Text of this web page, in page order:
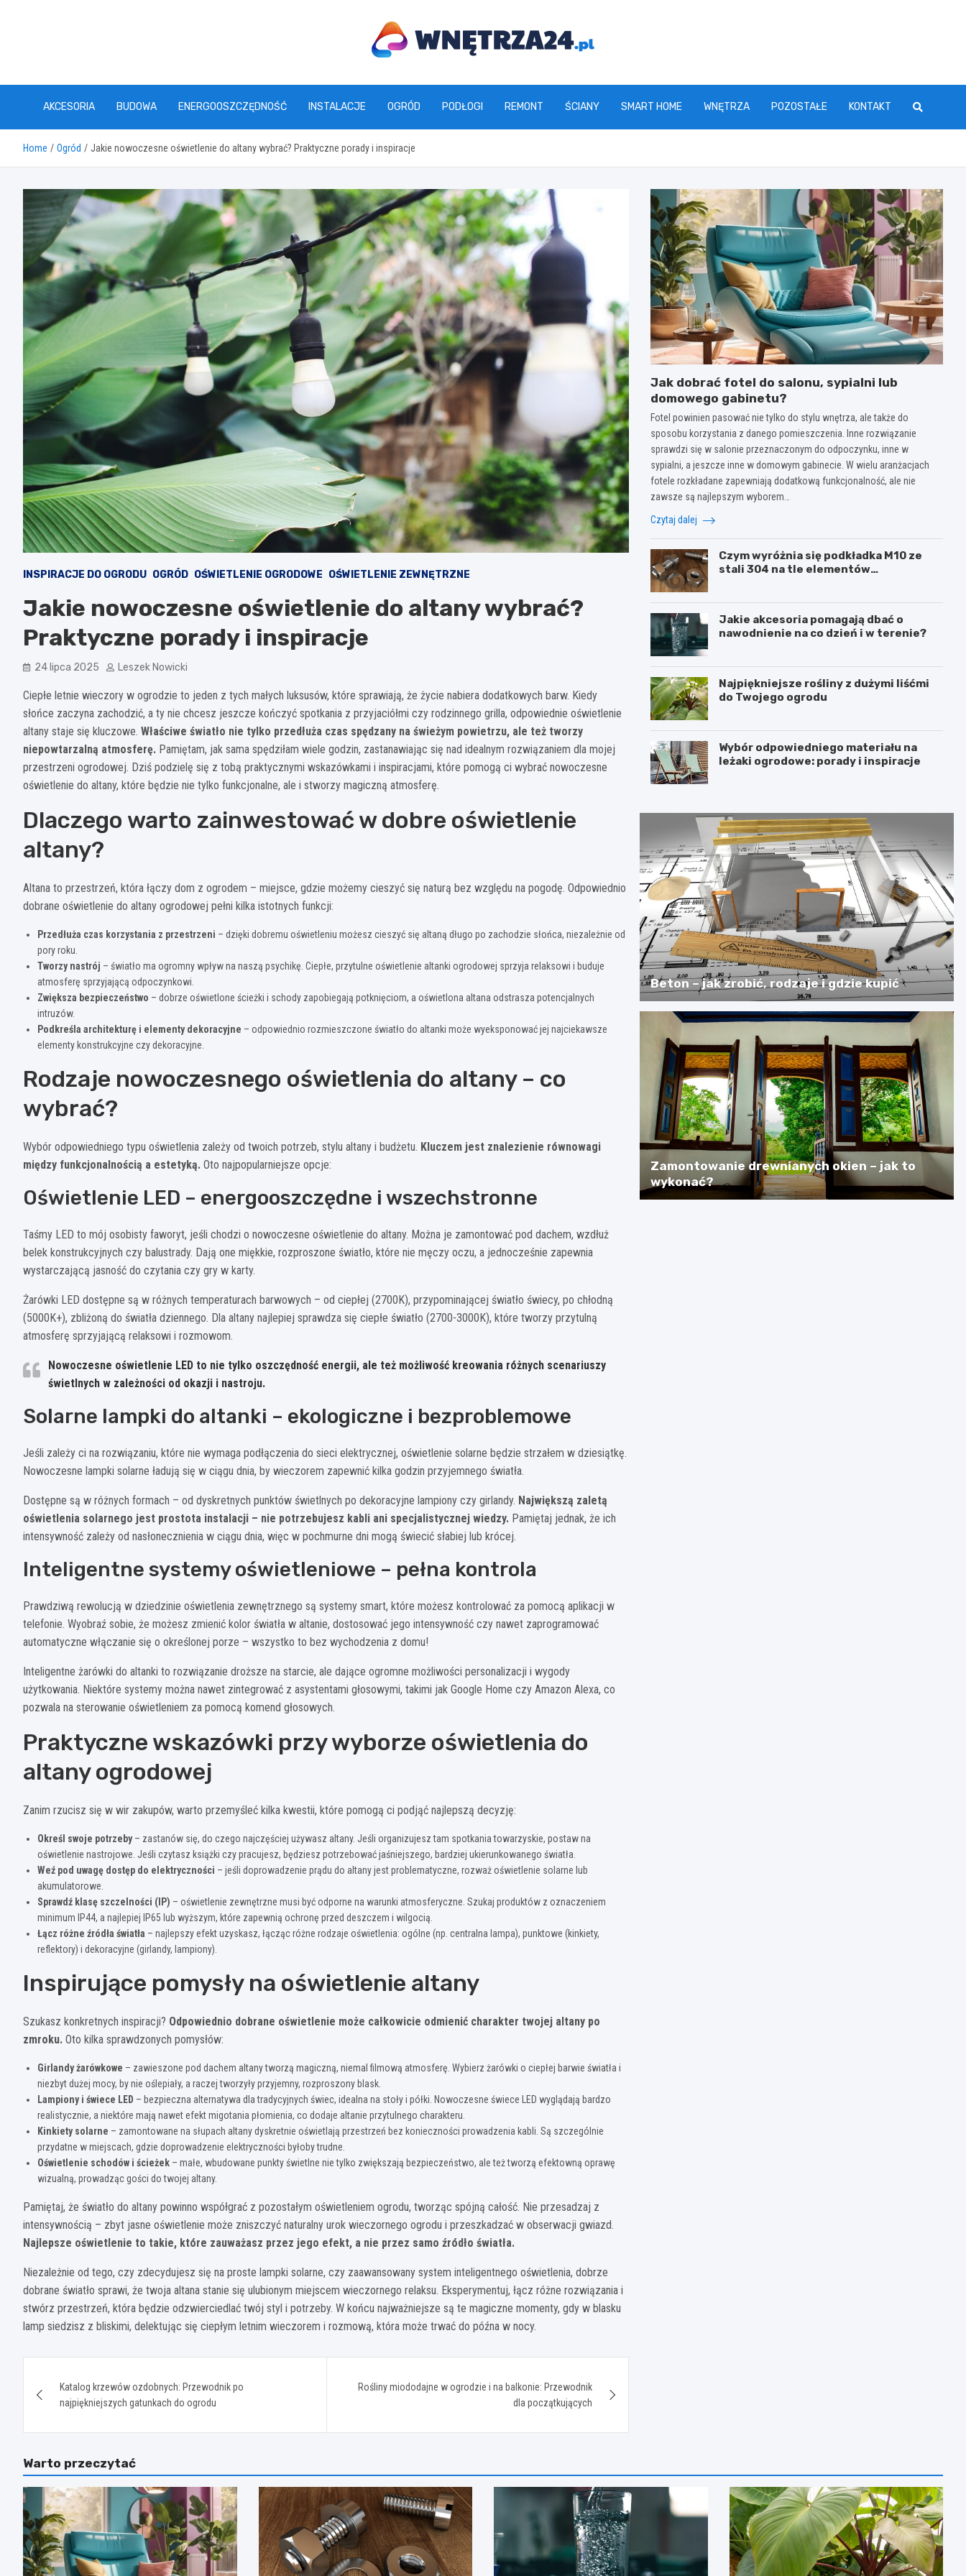
www.wnetrza24.pl
AKCESORIA BUDOWA ENERGOOSZCZĘDNOŚĆ INSTALACJE OGRÓD PODŁOGI REMONT ŚCIANY SMART HOME WNĘTRZA POZOSTAŁE KONTAKT
Home Ogród Jakie nowoczesne oświetlenie do altany wybrać? Praktyczne porady i inspiracje
INSPIRACJE DO OGRODU OGRÓD OŚWIETLENIE OGRODOWE OŚWIETLENIE ZEWNĘTRZNE
Jakie nowoczesne oświetlenie do altany wybrać?
Praktyczne porady i inspiracje
24 lipca 2025 Leszek Nowicki
Ciepłe letnie wieczory w ogrodzie to jeden z tych małych luksusów, które sprawiają, że życie nabiera dodatkowych barw. Kiedy
słońce zaczyna zachodzić, a ty nie chcesz jeszcze kończyć spotkania z przyjaciółmi czy rodzinnego grilla, odpowiednie oświetlenie
altany staje się kluczowe. Właściwe światło nie tylko przedłuża czas spędzany na świeżym powietrzu, ale też tworzy
niepowtarzalną atmosferę. Pamiętam, jak sama spędziłam wiele godzin, zastanawiając się nad idealnym rozwiązaniem dla mojej
przestrzeni ogrodowej. Dziś podzielę się z tobą praktycznymi wskazówkami i inspiracjami, które pomogą ci wybrać nowoczesne
oświetlenie do altany, które będzie nie tylko funkcjonalne, ale i stworzy magiczną atmosferę.
Dlaczego warto zainwestować w dobre oświetlenie
altany?
Altana to przestrzeń, która łączy dom z ogrodem – miejsce, gdzie możemy cieszyć się naturą bez względu na pogodę. Odpowiednio
dobrane oświetlenie do altany ogrodowej pełni kilka istotnych funkcji:
Przedłuża czas korzystania z przestrzeni – dzięki dobremu oświetleniu możesz cieszyć się altaną długo po zachodzie słońca, niezależnie od
pory roku.
Tworzy nastrój – światło ma ogromny wpływ na naszą psychikę. Ciepłe, przytulne oświetlenie altanki ogrodowej sprzyja relaksowi i buduje
atmosferę sprzyjającą odpoczynkowi.
Zwiększa bezpieczeństwo – dobrze oświetlone ścieżki i schody zapobiegają potknięciom, a oświetlona altana odstrasza potencjalnych
intruzów.
Podkreśla architekturę i elementy dekoracyjne – odpowiednio rozmieszczone światło do altanki może wyeksponować jej najciekawsze
elementy konstrukcyjne czy dekoracyjne.
Rodzaje nowoczesnego oświetlenia do altany – co
wybrać?
Wybór odpowiedniego typu oświetlenia zależy od twoich potrzeb, stylu altany i budżetu. Kluczem jest znalezienie równowagi
między funkcjonalnością a estetyką. Oto najpopularniejsze opcje:
Oświetlenie LED – energooszczędne i wszechstronne
Taśmy LED to mój osobisty faworyt, jeśli chodzi o nowoczesne oświetlenie do altany. Można je zamontować pod dachem, wzdłuż
belek konstrukcyjnych czy balustrady. Dają one miękkie, rozproszone światło, które nie męczy oczu, a jednocześnie zapewnia
wystarczającą jasność do czytania czy gry w karty.
Żarówki LED dostępne są w różnych temperaturach barwowych – od ciepłej (2700K), przypominającej światło świecy, po chłodną
(5000K+), zbliżoną do światła dziennego. Dla altany najlepiej sprawdza się ciepłe światło (2700-3000K), które tworzy przytulną
atmosferę sprzyjającą relaksowi i rozmowom.
Nowoczesne oświetlenie LED to nie tylko oszczędność energii, ale też możliwość kreowania różnych scenariuszy
świetlnych w zależności od okazji i nastroju.
Solarne lampki do altanki – ekologiczne i bezproblemowe
Jeśli zależy ci na rozwiązaniu, które nie wymaga podłączenia do sieci elektrycznej, oświetlenie solarne będzie strzałem w dziesiątkę.
Nowoczesne lampki solarne ładują się w ciągu dnia, by wieczorem zapewnić kilka godzin przyjemnego światła.
Dostępne są w różnych formach – od dyskretnych punktów świetlnych po dekoracyjne lampiony czy girlandy. Największą zaletą
oświetlenia solarnego jest prostota instalacji – nie potrzebujesz kabli ani specjalistycznej wiedzy. Pamiętaj jednak, że ich
intensywność zależy od nasłonecznienia w ciągu dnia, więc w pochmurne dni mogą świecić słabiej lub krócej.
Inteligentne systemy oświetleniowe – pełna kontrola
Prawdziwą rewolucją w dziedzinie oświetlenia zewnętrznego są systemy smart, które możesz kontrolować za pomocą aplikacji w
telefonie. Wyobraź sobie, że możesz zmienić kolor światła w altanie, dostosować jego intensywność czy nawet zaprogramować
automatyczne włączanie się o określonej porze – wszystko to bez wychodzenia z domu!
Inteligentne żarówki do altanki to rozwiązanie droższe na starcie, ale dające ogromne możliwości personalizacji i wygody
użytkowania. Niektóre systemy można nawet zintegrować z asystentami głosowymi, takimi jak Google Home czy Amazon Alexa, co
pozwala na sterowanie oświetleniem za pomocą komend głosowych.
Praktyczne wskazówki przy wyborze oświetlenia do
altany ogrodowej
Zanim rzucisz się w wir zakupów, warto przemyśleć kilka kwestii, które pomogą ci podjąć najlepszą decyzję:
Określ swoje potrzeby– zastanów się, do czego najczęściej używasz altany. Jeśli organizujesz tam spotkania towarzyskie, postaw na
oświetlenie nastrojowe. Jeśli czytasz książki czy pracujesz, będziesz potrzebować jaśniejszego, bardziej ukierunkowanego światła.
Weź pod uwagę dostęp do elektryczności – jeśli doprowadzenie prądu do altany jest problematyczne, rozważ oświetlenie solarne lub
akumulatorowe.
Sprawdź klasę szczelności (IP) – oświetlenie zewnętrzne musi być odporne na warunki atmosferyczne. Szukaj produktów z oznaczeniem
minimum IP44, a najlepiej IP65 lub wyższym, które zapewnią ochronę przed deszczem i wilgocią.
Łącz różne źródła światła – najlepszy efekt uzyskasz, łącząc różne rodzaje oświetlenia: ogólne (np. centralna lampa), punktowe (kinkiety,
reflektory) i dekoracyjne (girlandy, lampiony).
Inspirujące pomysły na oświetlenie altany
Szukasz konkretnych inspiracji? Odpowiednio dobrane oświetlenie może całkowicie odmienić charakter twojej altany po
zmroku. Oto kilka sprawdzonych pomysłów:
Girlandy żarówkowe – zawieszone pod dachem altany tworzą magiczną, niemal filmową atmosferę. Wybierz żarówki o ciepłej barwie światła i
niezbyt dużej mocy, by nie oślepiały, a raczej tworzyły przyjemny, rozproszony blask.
Lampiony i świece LED – bezpieczna alternatywa dla tradycyjnych świec, idealna na stoły i półki. Nowoczesne świece LED wyglądają bardzo
realistycznie, a niektóre mają nawet efekt migotania płomienia, co dodaje altanie przytulnego charakteru.
Kinkiety solarne – zamontowane na słupach altany dyskretnie oświetlają przestrzeń bez konieczności prowadzenia kabli. Są szczególnie
przydatne w miejscach, gdzie doprowadzenie elektryczności byłoby trudne.
Oświetlenie schodów i ścieżek – małe, wbudowane punkty świetlne nie tylko zwiększają bezpieczeństwo, ale też tworzą efektowną oprawę
wizualną, prowadząc gości do twojej altany.
Pamiętaj, że światło do altany powinno współgrać z pozostałym oświetleniem ogrodu, tworząc spójną całość. Nie przesadzaj z
intensywnością – zbyt jasne oświetlenie może zniszczyć naturalny urok wieczornego ogrodu i przeszkadzać w obserwacji gwiazd.
Najlepsze oświetlenie to takie, które zauważasz przez jego efekt, a nie przez samo źródło światła.
Niezależnie od tego, czy zdecydujesz się na proste lampki solarne, czy zaawansowany system inteligentnego oświetlenia, dobrze
dobrane światło sprawi, że twoja altana stanie się ulubionym miejscem wieczornego relaksu. Eksperymentuj, łącz różne rozwiązania i
stwórz przestrzeń, która będzie odzwierciedlać twój styl i potrzeby. W końcu najważniejsze są te magiczne momenty, gdy w blasku
lamp siedzisz z bliskimi, delektując się ciepłym letnim wieczorem i rozmową, która może trwać do późna w nocy.
wpisuKatalog krzewów ozdobnych: Przewodnik po
najpiękniejszych gatunkach do ogrodu
Rośliny miododajne w ogrodzie i na balkonie: Przewodnik
dla początkujących
Jak dobrać fotel do salonu, sypialni lub
domowego gabinetu?
Fotel powinien pasować nie tylko do stylu wnętrza, ale także do
sposobu korzystania z danego pomieszczenia. Inne rozwiązanie
sprawdzi się w salonie przeznaczonym do odpoczynku, inne w
sypialni, a jeszcze inne w domowym gabinecie. W wielu aranżacjach
fotele rozkładane zapewniają dodatkową funkcjonalność, ale nie
zawsze są najlepszym wyborem…
Czytaj dalej
Czym wyróżnia się podkładka M10 ze
stali 304 na tle elementów
Jakie akcesoria pomagają dbać o
nawodnienie na co dzień i w terenie?
Najpiękniejsze rośliny z dużymi liśćmi
do Twojego ogrodu
Wybór odpowiedniego materiału na
leżaki ogrodowe: porady i inspiracje
Beton – jak zrobić, rodzaje i gdzie kupić
Zamontowanie drewnianych okien – jak to
wykonać?
Warto przeczytać